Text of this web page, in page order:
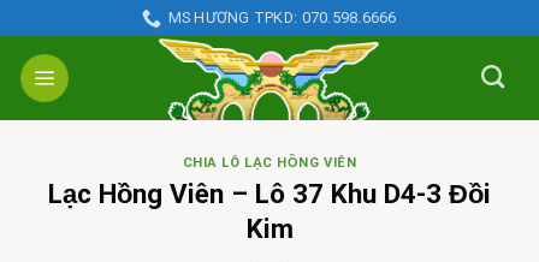
to
content
MS HƯƠNG TPKD: 070.598.6666
CHIA LÔ LẠC HỒNG VIÊN
Lạc Hồng Viên – Lô 37 Khu D4-3 Đồi
Kim